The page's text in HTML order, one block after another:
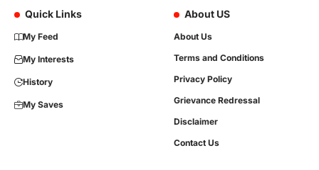
Quick Links
My Feed
My Interests
History
My Saves
About US
About Us
Terms and Conditions
Privacy Policy
Grievance Redressal
Disclaimer
Contact Us